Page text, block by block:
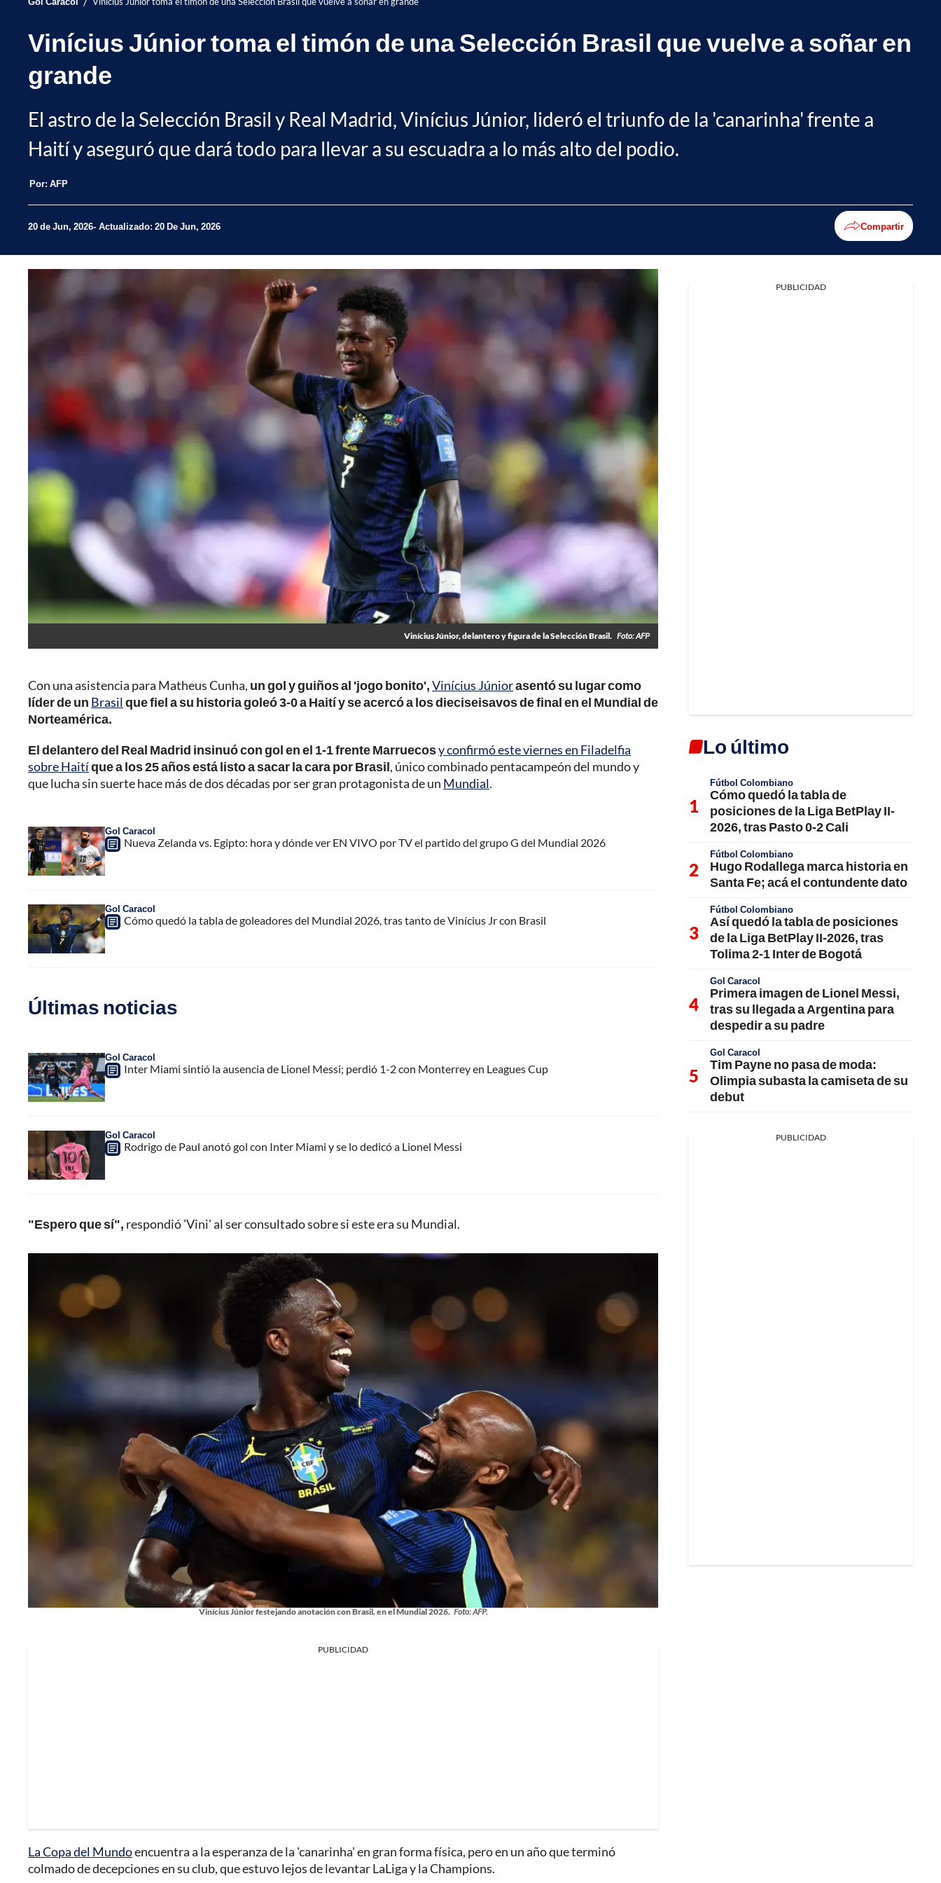
Vinícius Júnior toma el timón de una Selección Brasil que vuelve a soñar en
grande
El astro de la Selección Brasil y Real Madrid, Vinícius Júnior, lideró el triunfo de la 'canarinha' frente a
Haití y aseguró que dará todo para llevar a su escuadra a lo más alto del podio.
Por: AFP
20 de Jun, 2026 Actualizado: 20 De Jun, 2026 Compartir
Vinícius Júnior, delantero y figura de la Selección Brasil. Foto: AFP
Con una asistencia para Matheus Cunha, un gol y guiños al 'jogo bonito',Vinícius Júniorasentó su lugar como
líder de un Brasilque fiel a su historia goleó 3-0 a Haití y se acercó a los dieciseisavos de final en el Mundial de
Norteamérica.
El delantero del Real Madrid insinuó con gol en el 1-1 frente Marruecosy confirmó este viernes en Filadelfia
sobre Haitíque a los 25 años está listo a sacar la cara por Brasil, único combinado pentacampeón del mundo y
que lucha sin suerte hace más de dos décadas por ser gran protagonista de un Mundial.
Gol Caracol
Nueva Zelanda vs. Egipto: hora y dónde ver EN VIVO por TV el partido del grupo G del Mundial 2026
Gol Caracol
Cómo quedó la tabla de goleadores del Mundial 2026, tras tanto de Vinícius Jr con Brasil
Últimas noticias
Gol Caracol
Inter Miami sintió la ausencia de Lionel Messi; perdió 1-2 con Monterrey en Leagues Cup
Gol Caracol
Rodrigo de Paul anotó gol con Inter Miami y se lo dedicó a Lionel Messi
"Espero que sí", respondió 'Vini' al ser consultado sobre si este era su Mundial.
Vinícius Júnior festejando anotación con Brasil, en el Mundial 2026. Foto: AFP.
PUBLICIDAD
La Copa del Mundoencuentra a la esperanza de la 'canarinha' en gran forma física, pero en un año que terminó
colmado de decepciones en su club, que estuvo lejos de levantar LaLiga y la Champions.
PUBLICIDAD
Lo último
Fútbol Colombiano
Cómo quedó la tabla de
posiciones de la Liga BetPlay II-
2026, tras Pasto 0-2 Cali
Fútbol Colombiano
Hugo Rodallega marca historia en
Santa Fe; acá el contundente dato
Fútbol Colombiano
Así quedó la tabla de posiciones
de la Liga BetPlay II-2026, tras
Tolima 2-1 Inter de Bogotá
Gol Caracol
Primera imagen de Lionel Messi,
tras su llegada a Argentina para
despedir a su padre
Gol Caracol
Tim Payne no pasa de moda:
Olimpia subasta la camiseta de su
debut
PUBLICIDAD